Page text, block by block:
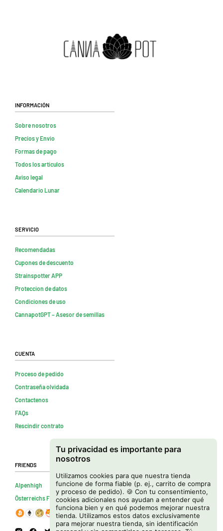
Tu privacidad es importante para
nosotros
Utilizamos cookies para que nuestra tienda
funcione de forma fiable (p. ej., carrito de compra
y proceso de pedido). 🍪 Con tu consentimiento,
cookies adicionales nos ayudan a entender qué
funciona bien y en qué podemos mejorar nuestra
tienda. Utilizamos estos datos exclusivamente
para mejorar nuestra tienda, sin identificación
Información
Sobre nosotros
Precios y Envio
Formas de pago
Todos los artículos
Aviso legal
Calendario Lunar
Servicio
Recomendadas
Cupones de descuento
Strainspotter APP
Proteccion de datos
Condiciones de uso
CannapotGPT – Asesor de semillas
Cuenta
Proceso de pedido
Contraseña olvidada
Contactenos
FAQs
Rescindir contrato
Friends
Alpenhigh
Österreichs Firmenverzeichnis